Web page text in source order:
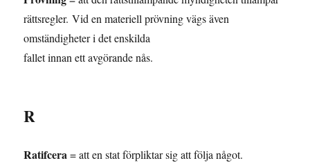
rättsregler. Vid en materiell prövning vägs även
omständigheter i det enskilda
fallet innan ett avgörande nås.
R
Ratifcera = att en stat förpliktar sig att följa något.